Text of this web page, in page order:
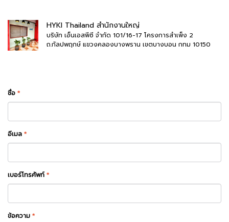
HYKI Thailand สำนักงานใหญ่
บริษัท เอ็นเอสพีซี จำกัด 101/16-17 โครงการสำเพ็ง 2
ถ.กัลปพฤกษ์ แขวงคลองบางพราน เขตบางบอน กทม 10150
ชื่อ *
อีเมล *
เบอร์โทรศัพท์*
ข้อความ *